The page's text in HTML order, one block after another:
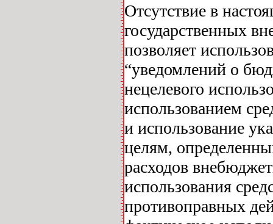
Отсутствие в
государственных
позволяет
“уведомлений о
нецелевого
использованием
и использование
целям,
расходов
использования
противоправных